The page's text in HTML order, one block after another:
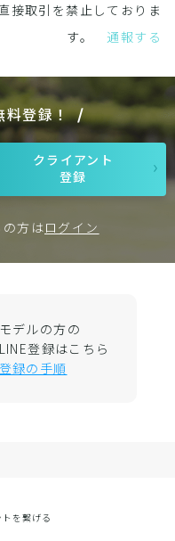
接取引を禁止しておりま
す。通報する
料登録！
クライアント
登録
方はログイン
モデルの方の
LINE登録はこちら
登録の手順
を繋げる